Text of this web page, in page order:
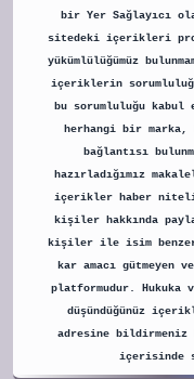
bir Yer Sağlayıcı
sitedeki içerikleri
yükümlülüğümüz
içeriklerin
bu sorumluluğu
herhangi bir
bağlantısı
hazırladığımız
içerikler haber
kişiler hakkında
kişiler ile isim
kar amacı gütmeyen
platformudur. Hukuka
düşündüğünüz
adresine
içerisinde